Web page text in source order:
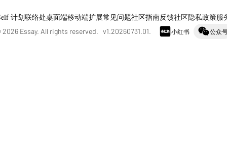
计划联络处桌面端移动端扩展常见问题社区指南反馈社区隐私政策服
2026 Essay. All rights reserved. v1.20260731.01. 小红书 公众